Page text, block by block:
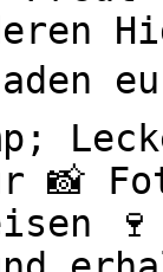
📸